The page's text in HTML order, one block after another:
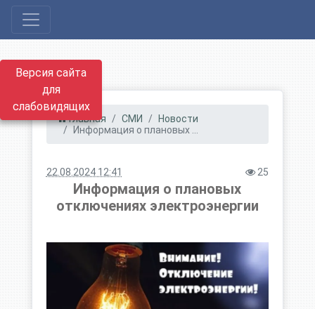
Версия сайта
для
слабовидящих
Главная СМИ
Новости
Информация о плановых ...
22.08.2024 12:41 25
Информация о плановых
отключениях электроэнергии